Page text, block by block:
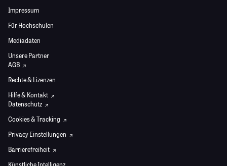
Impressum
Für Hochschulen
Mediadaten
Unsere Partner
AGB
Rechte & Lizenzen
Hilfe & Kontakt
Datenschutz
Cookies & Tracking
Privacy Einstellungen
Barrierefreiheit